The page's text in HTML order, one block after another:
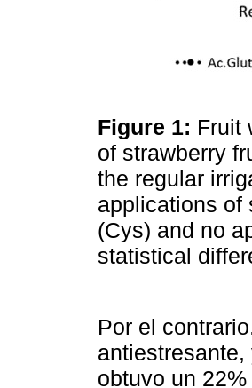
Figure 1: Fruit
of strawberry
the regular
applications of
(Cys) and no
statistical
Por el
obtuvo un